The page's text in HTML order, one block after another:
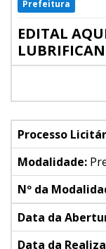
Prefeitura
EDITAL
Processo
Modalidade:
Nº da
Data da
Data da